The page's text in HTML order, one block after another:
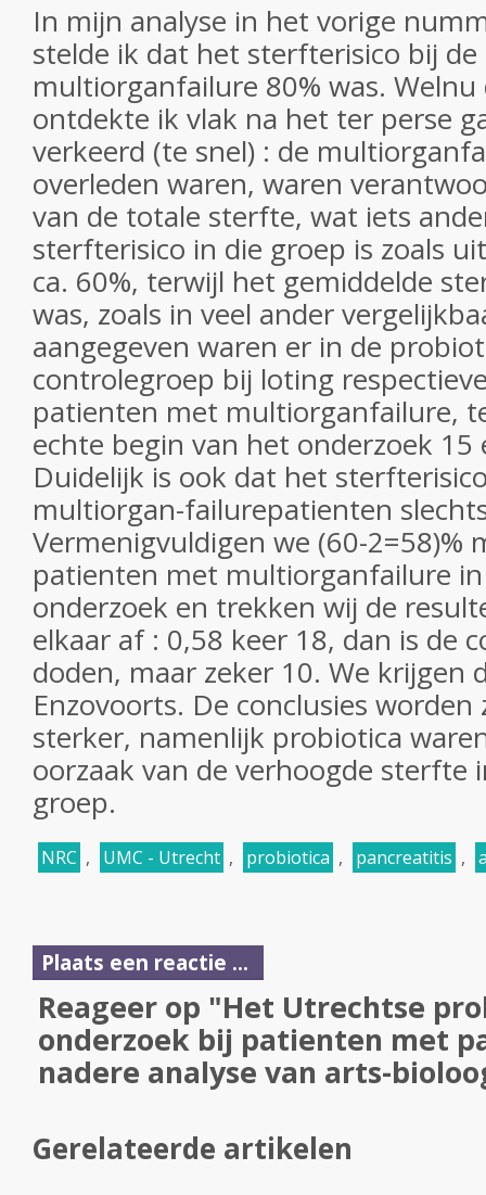
In mijn analyse in het vorige
stelde ik dat het sterfterisico bij
multiorganfailure 80% was. Welnu
ontdekte ik vlak na het ter perse
verkeerd (te snel) : de
overleden waren, waren
van de totale sterfte, wat iets
sterfterisico in die groep is zoals
ca. 60%, terwijl het gemiddelde
was, zoals in veel ander
aangegeven waren er in de
controlegroep bij loting
patienten met multiorganfailure,
echte begin van het onderzoek 15
Duidelijk is ook dat het
multiorgan-failurepatienten
Vermenigvuldigen we (60-2=58)%
patienten met multiorganfailure
onderzoek en trekken wij de
elkaar af : 0,58 keer 18, dan is de
doden, maar zeker 10. We krijgen
Enzovoorts. De conclusies
sterker, namenlijk probiotica
oorzaak van de verhoogde sterfte
groep.
NRC , UMC - Utrecht , probiotica , pancreatitis ,
Plaats een reactie ...
Reageer op "Het Utrechtse
onderzoek bij patienten met
nadere analyse van arts-
Gerelateerde artikelen